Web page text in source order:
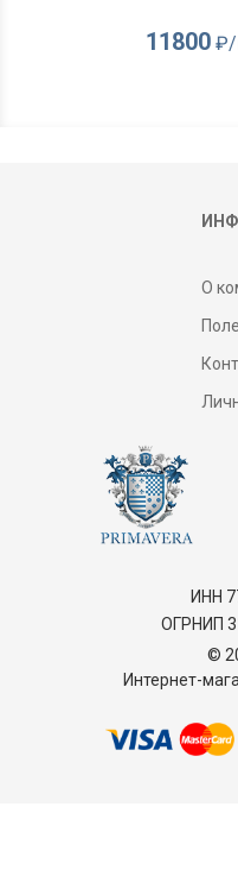
11800₽/
О
ИНН
ОГРНИП
©
Интернет-